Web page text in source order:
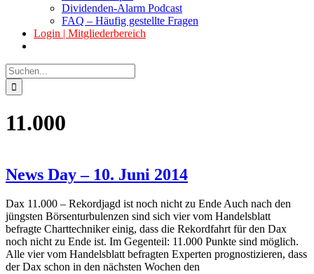
Dividenden-Alarm Podcast
FAQ – Häufig gestellte Fragen
Login | Mitgliederbereich
Suche
nach:
11.000
News Day – 10. Juni 2014
Dax 11.000 – Rekordjagd ist noch nicht zu Ende Auch nach den
jüngsten Börsenturbulenzen sind sich vier vom Handelsblatt
befragte Charttechniker einig, dass die Rekordfahrt für den Dax
noch nicht zu Ende ist. Im Gegenteil: 11.000 Punkte sind möglich.
Alle vier vom Handelsblatt befragten Experten prognostizieren, dass
der Dax schon in den nächsten Wochen den